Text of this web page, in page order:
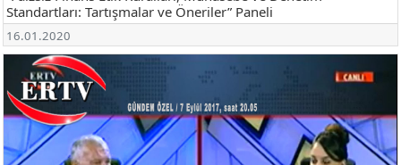
Standartları: Tartışmalar ve Öneriler” Paneli
16.01.2020